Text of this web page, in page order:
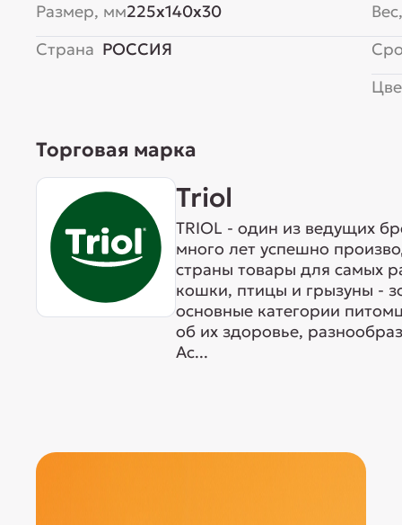
Размер, мм225x140x30
Страна РОССИЯ
Торговая марка
Triol
TRIOL - один из ведущих
много лет успешно
страны товары для самых
кошки, птицы и грызуны -
основные категории
об их здоровье,
Ас...